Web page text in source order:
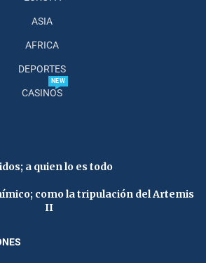
ASIA
AFRICA
DEPORTES
CASINOS
NEW
a quien lo es todo
como la tripulación del Artemis
II